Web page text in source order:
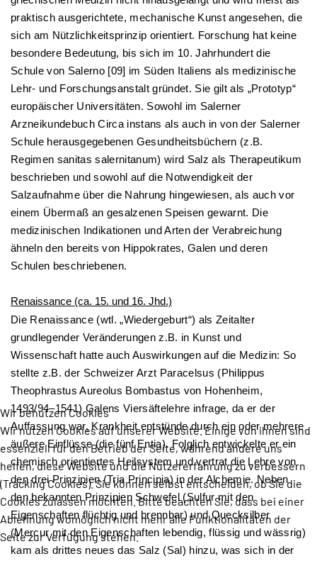
praktisch ausgerichtete, mechanische Kunst angesehen, die
sich am Nützlichkeitsprinzip orientiert. Forschung hat keine
besondere Bedeutung, bis sich im 10. Jahrhundert die
Schule von Salerno [09] im Süden Italiens als medizinische
Lehr- und Forschungsanstalt gründet. Sie gilt als „Prototyp“
europäischer Universitäten. Sowohl im Salerner
Arzneikundebuch Circa instans als auch in von der Salerner
Schule herausgegebenen Gesundheitsbüchern (z.B.
Regimen sanitas salernitanum) wird Salz als Therapeutikum
beschrieben und sowohl auf die Notwendigkeit der
Salzaufnahme über die Nahrung hingewiesen, als auch vor
einem Übermaß an gesalzenen Speisen gewarnt. Die
medizinischen Indikationen und Arten der Verabreichung
ähneln den bereits von Hippokrates, Galen und deren
Schulen beschriebenen.
Renaissance (ca. 15. und 16. Jhd.)
Die Renaissance (wtl. „Wiedergeburt“) als Zeitalter
grundlegender Veränderungen z.B. in Kunst und
Wissenschaft hatte auch Auswirkungen auf die Medizin: So
stellte z.B. der Schweizer Arzt Paracelsus (Philippus
Theophrastus Aureolus Bombastus von Hohenheim,
1493/94–1541) Galens Viersäftelehre infrage, da er der
Auffassung war, Krankheit entstünde durch ein oder mehrere
äußere Einflüsse (die fünf Entia). Folglich entwickelte er ein
chemisch orientiertes Heilsystem und vertrat die Lehre von
den drei Prinzipien (Tria Principia) in der Alchemie. Neben
den bekannten Prinzipien Schwefel (Sulfur mit den
Eigenschaften flüchtig und brennbar) und Quecksilber
(Mercur mit den Eigenschaften lebendig, flüssig und wässrig)
kam als drittes neues das Salz (Sal) hinzu, was sich in der
Wir benutzen Cookies
Wir nutzen Cookies auf unserer Website. Einige von ihnen sind
essenziell für den Betrieb der Seite, während andere uns
helfen, diese Website und die Nutzererfahrung zu verbessern
(Tracking Cookies). Sie können selbst entscheiden, ob Sie die
Cookies zulassen möchten. Bitte beachten Sie, dass bei einer
Ablehnung womöglich nicht mehr alle Funktionalitäten der
Seite zur Verfügung stehen.